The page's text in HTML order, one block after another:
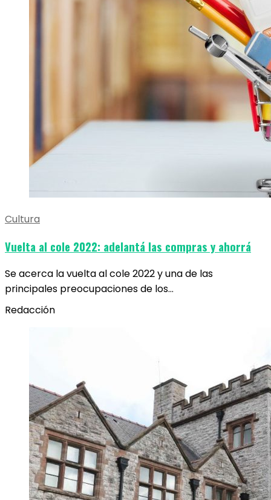
Cultura
Vuelta al cole 2022: adelantá las compras y ahorrá
Se acerca la vuelta al cole 2022 y una de las
principales preocupaciones de los…
Redacción